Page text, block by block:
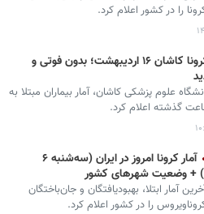
را در کشور اعلام کرد.
آمار کرونا کاشان ۱۶ اردیبهشت؛ بدون فوتی و
علوم پزشکی کاشان، آمار بیماران مبتلا به
آمار کرونا امروز در ایران (سه‌شنبه ۶
آمار ابتلا، بهبودیافتگان و جان‌باختگان
را در کشور اعلام کرد.